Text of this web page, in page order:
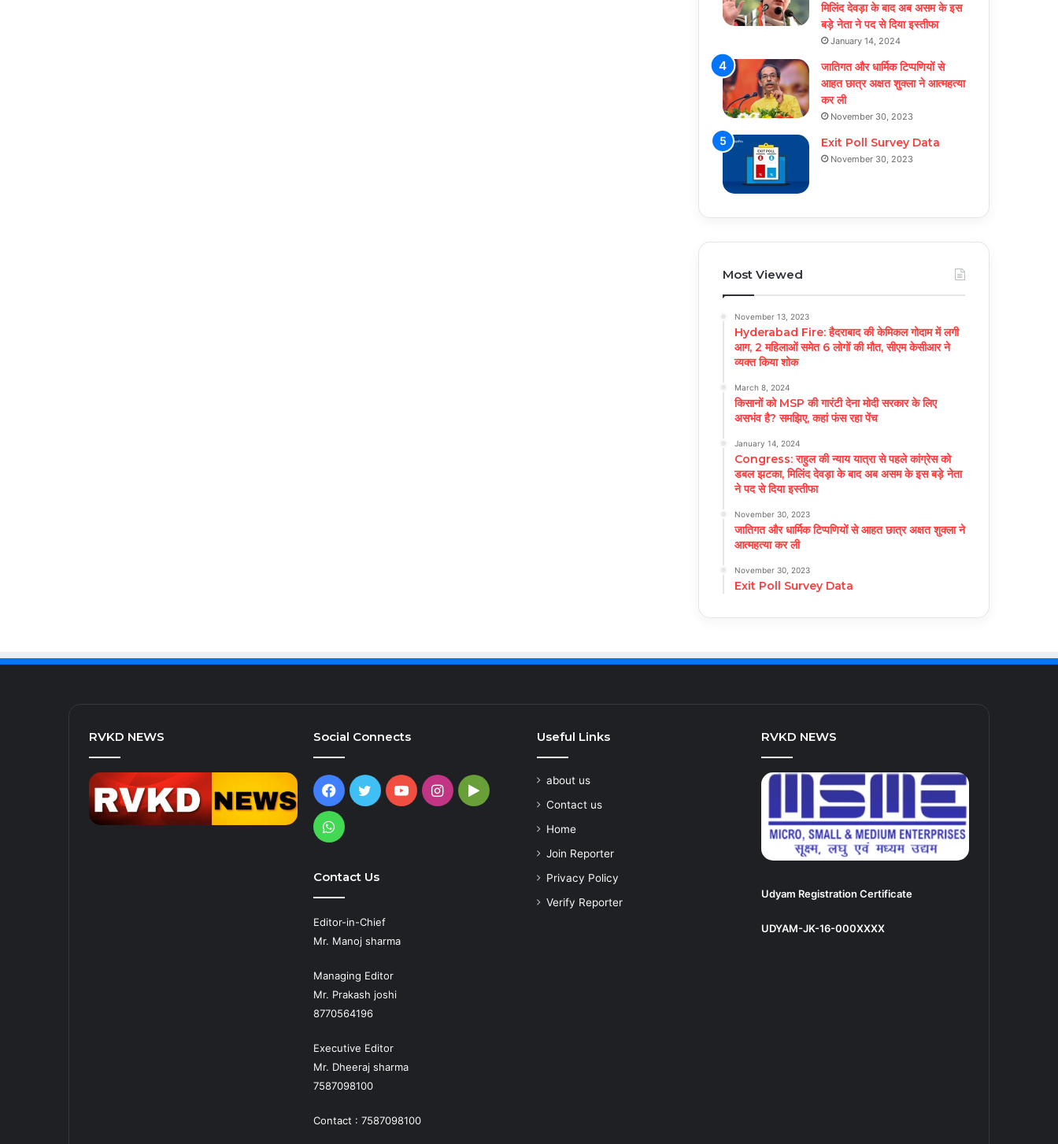
मिलिंद देवड़ा के बाद अब असम के इस
बड़े नेता ने पद से दिया इस्तीफा
January 14, 2024
जातिगत और धार्मिक टिप्पणियों से
आहत छात्र अक्षत शुक्ला ने आत्महत्या
कर ली
November 30, 2023
Exit Poll Survey Data
November 30, 2023
Most Viewed
November 13, 2023
Hyderabad Fire: हैदराबाद की केमिकल गोदाम में लगी
आग, 2 महिलाओं समेत 6 लोगों की मौत, सीएम केसीआर ने
व्यक्त किया शोक
March 8, 2024
किसानों को MSP की गारंटी देना मोदी सरकार के लिए
असभंव है? समझिए, कहां फंस रहा पेंच
January 14, 2024
Congress: राहुल की न्याय यात्रा से पहले कांग्रेस को
डबल झटका, मिलिंद देवड़ा के बाद अब असम के इस बड़े नेता
ने पद से दिया इस्तीफा
November 30, 2023
जातिगत और धार्मिक टिप्पणियों से आहत छात्र अक्षत शुक्ला ने
आत्महत्या कर ली
November 30, 2023
Exit Poll Survey Data
RVKD NEWS Social Connects
Facebook
TwitterYouTubeInstagram
Google
WhatsApp
Contact Us
Editor-in-Chief
Mr. Manoj sharma
Managing Editor
Mr. Prakash joshi
8770564196
Executive Editor
Mr. Dheeraj sharma
7587098100
Contact : 7587098100
Useful Links
about us
Contact us
Home
Join Reporter
Privacy Policy
Verify Reporter
RVKD NEWS
Udyam Registration Certificate
UDYAM-JK-16-000XXXX